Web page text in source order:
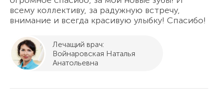
всему коллективу, за радужную встречу,
внимание и всегда красивую улыбку! Спасибо!
Лечащий врач:
Войнаровская Наталья
Анатольевна